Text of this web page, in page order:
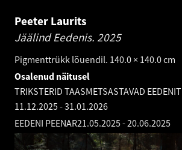
Peeter Laurits
Jäälind Eedenis. 2025
Pigmenttrükk lõuendil. 140.0 × 140.0 cm
Osalenud näitusel
TRIKSTERID TAASMETSASTAVAD EEDENIT
11.12.2025-31.01.2026
EEDENI PEENAR21.05.2025-20.06.2025